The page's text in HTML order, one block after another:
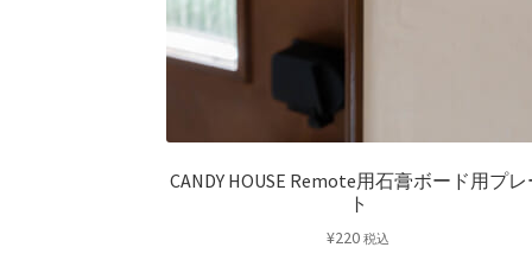
CANDY HOUSE Remote用石膏ボード用プ
ト
¥220 税込